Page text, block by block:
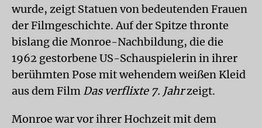
wurde, zeigt Statuen von bedeutenden Frauen
der Filmgeschichte. Auf der Spitze thronte
bislang die Monroe-Nachbildung, die die
1962 gestorbene US-Schauspielerin in ihrer
berühmten Pose mit wehendem weißen Kleid
aus dem Film Das verflixte 7. Jahrzeigt.
Monroe war vor ihrer Hochzeit mit dem